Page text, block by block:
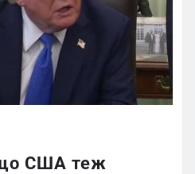
США теж